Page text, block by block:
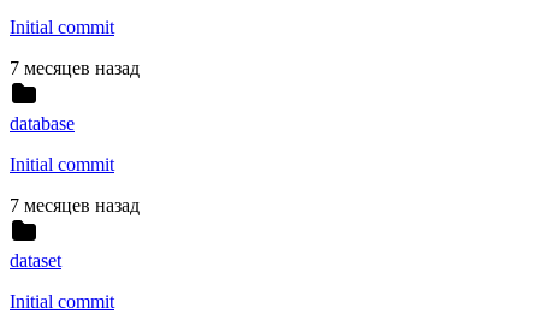
Initial commit
7 месяцев назад
database
Initial commit
7 месяцев назад
dataset
Initial commit